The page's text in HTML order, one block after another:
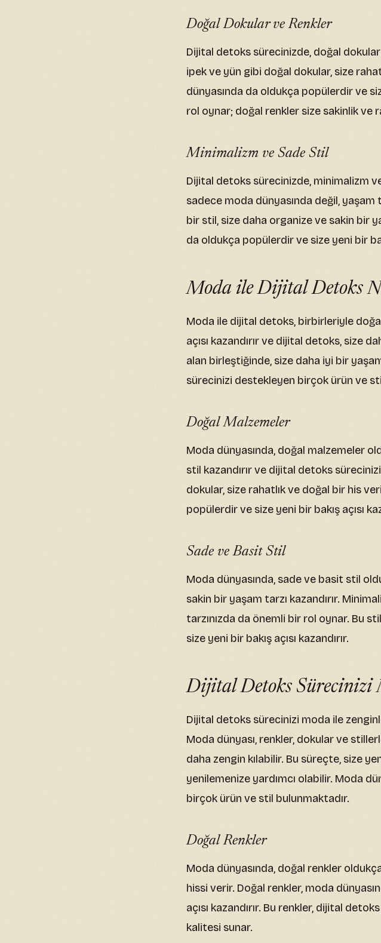
Doğal Dokular ve Renkler
Dijital detoks sürecinizde, doğal
ipek ve yün gibi doğal dokular, size
dünyasında da oldukça popülerdir ve
rol oynar; doğal renkler size sakinlik ve
Minimalizm ve Sade Stil
Dijital detoks sürecinizde, minimalizm
sadece moda dünyasında değil,
bir stil, size daha organize ve sakin bir
da oldukça popülerdir ve size yeni bir
Moda ile Dijital Detoks
Moda ile dijital detoks, birbirleriyle
açısı kazandırır ve dijital detoks, size
alan birleştiğinde, size daha iyi bir
sürecinizi destekleyen birçok ürün ve
Doğal Malzemeler
Moda dünyasında, doğal malzemeler
stil kazandırır ve dijital detoks
dokular, size rahatlık ve doğal bir his
popülerdir ve size yeni bir bakış açısı
Sade ve Basit Stil
Moda dünyasında, sade ve basit stil
sakin bir yaşam tarzı kazandırır.
tarzınızda da önemli bir rol oynar. Bu
size yeni bir bakış açısı kazandırır.
Dijital Detoks Sürecinizi
Dijital detoks sürecinizi moda ile
Moda dünyası, renkler, dokular ve
daha zengin kılabilir. Bu süreçte, size
yenilemenize yardımcı olabilir. Moda
birçok ürün ve stil bulunmaktadır.
Doğal Renkler
Moda dünyasında, doğal renkler
hissi verir. Doğal renkler, moda
açısı kazandırır. Bu renkler, dijital
kalitesi sunar.